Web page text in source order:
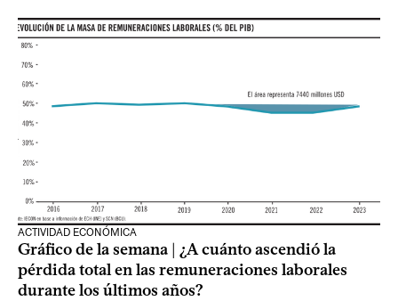
ACTIVIDAD ECONÓMICA
Gráfico de la semana | ¿A cuánto ascendió la
pérdida total en las remuneraciones laborales
durante los últimos años?